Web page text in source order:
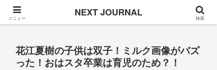
Once in a while
花江夏樹の子供は双子！ミルク画像がバズ
った！おはスタ卒業は育児のため？！
メニュー NEXT JOURNAL 検索